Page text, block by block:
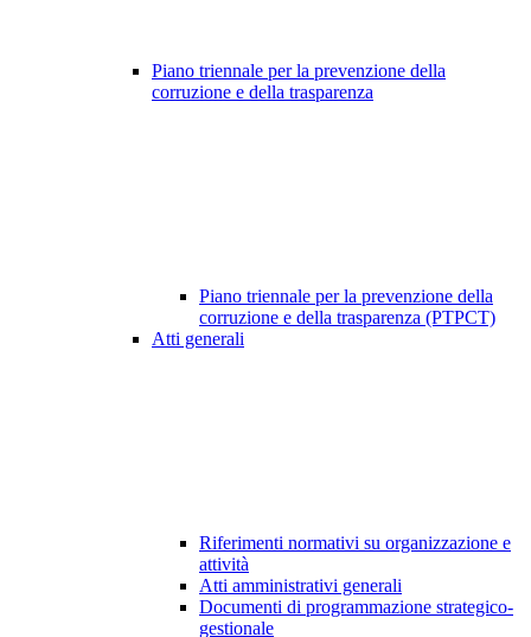
Piano triennale per la prevenzione della
corruzione e della trasparenza
Piano triennale per la prevenzione della
corruzione e della trasparenza (PTPCT)
Atti generali
Riferimenti normativi su organizzazione e
attività
Atti amministrativi generali
Documenti di programmazione strategico-
gestionale